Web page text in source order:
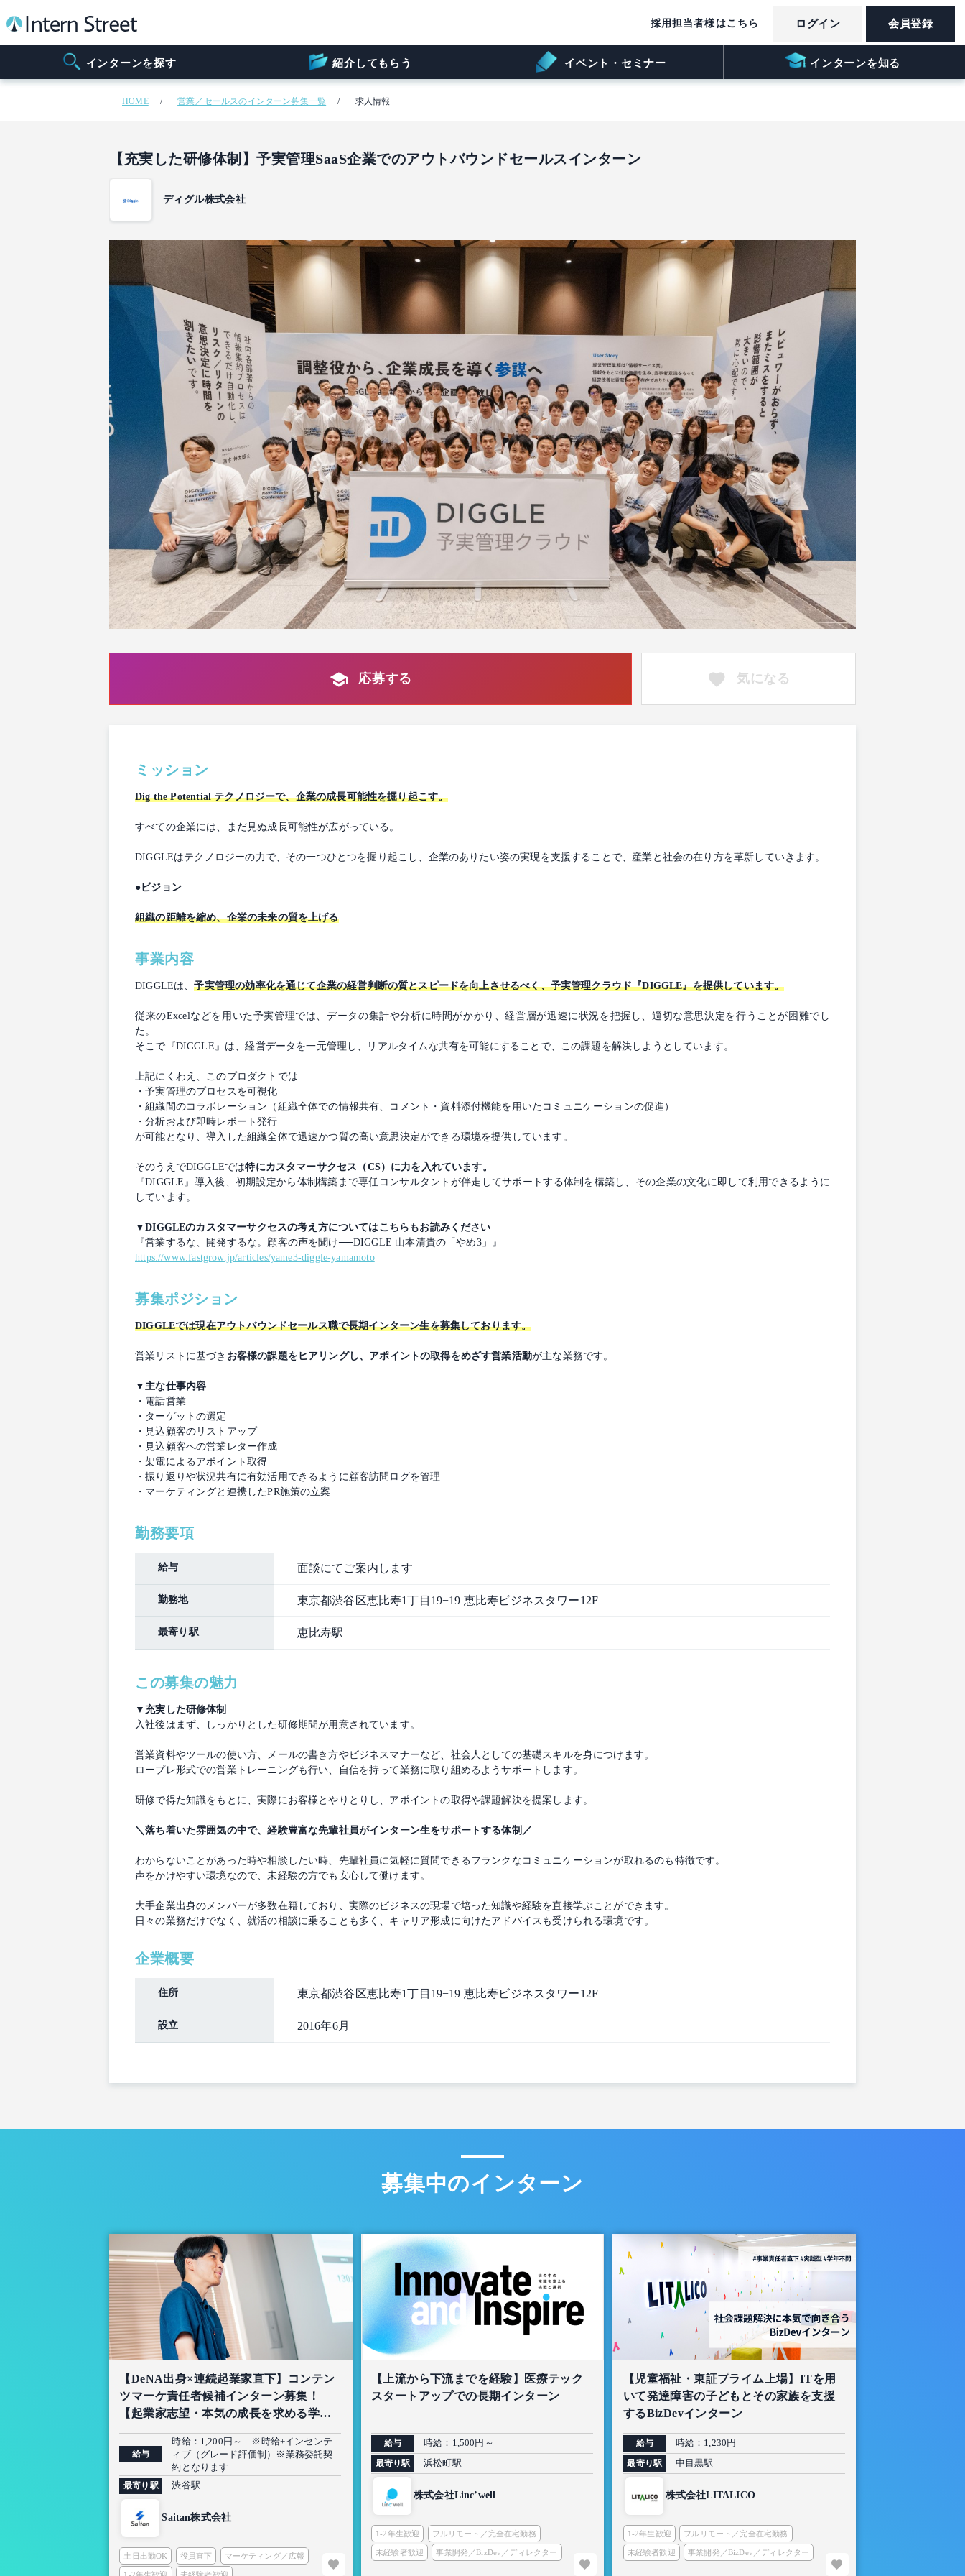
インターンを探す 紹介してもらう イベント・セミナー インターンを知る
採用担当者様はこちら ログイン 会員登録
HOME 営業／セールスのインターン募集一覧 求人情報
【充実した研修体制】予実管理SaaS企業でのアウトバウンドセールスインターン
ディグル株式会社
応募する 気になる
ミッション
Dig the Potential テクノロジーで、企業の成長可能性を掘り起こす。
すべての企業には、まだ見ぬ成長可能性が広がっている。
DIGGLEはテクノロジーの力で、その一つひとつを掘り起こし、企業のありたい姿の実現を支援することで、産業と社会の在り方を革新していきます。
●ビジョン
組織の距離を縮め、企業の未来の質を上げる
事業内容
DIGGLEは、予実管理の効率化を通じて企業の経営判断の質とスピードを向上させるべく、予実管理クラウド『DIGGLE』を提供しています。
従来のExcelなどを用いた予実管理では、データの集計や分析に時間がかかり、経営層が迅速に状況を把握し、適切な意思決定を行うことが困難でし
た。
そこで『DIGGLE』は、経営データを一元管理し、リアルタイムな共有を可能にすることで、この課題を解決しようとしています。
上記にくわえ、このプロダクトでは
・予実管理のプロセスを可視化
・組織間のコラボレーション（組織全体での情報共有、コメント・資料添付機能を用いたコミュニケーションの促進）
・分析および即時レポート発行
が可能となり、導入した組織全体で迅速かつ質の高い意思決定ができる環境を提供しています。
そのうえでDIGGLEでは特にカスタマーサクセス（CS）に力を入れています。
『DIGGLE』導入後、初期設定から体制構築まで専任コンサルタントが伴走してサポートする体制を構築し、その企業の文化に即して利用できるように
しています。
▼DIGGLEのカスタマーサクセスの考え方についてはこちらもお読みください
『営業するな、開発するな。顧客の声を聞け──DIGGLE 山本清貴の「やめ3」』
https://www.fastgrow.jp/articles/yame3-diggle-yamamoto
募集ポジション
DIGGLEでは現在アウトバウンドセールス職で長期インターン生を募集しております。
営業リストに基づき お客様の課題をヒアリングし、アポイントの取得をめざす営業活動が主な業務です。
▼主な仕事内容
・電話営業
・ターゲットの選定
・見込顧客のリストアップ
・見込顧客への営業レター作成
・架電によるアポイント取得
・振り返りや状況共有に有効活用できるように顧客訪問ログを管理
・マーケティングと連携したPR施策の立案
勤務要項
給与 面談にてご案内します
勤務地 東京都渋谷区恵比寿1丁目19−19 恵比寿ビジネスタワー12F
最寄り駅 恵比寿駅
この募集の魅力
▼充実した研修体制
入社後はまず、しっかりとした研修期間が用意されています。
営業資料やツールの使い方、メールの書き方やビジネスマナーなど、社会人としての基礎スキルを身につけます。
ロープレ形式での営業トレーニングも行い、自信を持って業務に取り組めるようサポートします。
研修で得た知識をもとに、実際にお客様とやりとりし、アポイントの取得や課題解決を提案します。
＼落ち着いた雰囲気の中で、経験豊富な先輩社員がインターン生をサポートする体制／
わからないことがあった時や相談したい時、先輩社員に気軽に質問できるフランクなコミュニケーションが取れるのも特徴です。
声をかけやすい環境なので、未経験の方でも安心して働けます。
大手企業出身のメンバーが多数在籍しており、実際のビジネスの現場で培った知識や経験を直接学ぶことができます。
日々の業務だけでなく、就活の相談に乗ることも多く、キャリア形成に向けたアドバイスも受けられる環境です。
企業概要
住所 東京都渋谷区恵比寿1丁目19−19 恵比寿ビジネスタワー12F
設立 2016年6月
募集中のインターン
【DeNA出身×連続起業家直下】コンテン
ツマーケ責任者候補インターン募集！
【起業家志望・本気の成長を求める学生
限定】
給与
時給：1,200円～ ※時給+インセンテ
ィブ（グレード評価制）※業務委託契
約となります
最寄り駅 渋谷駅
Saitan株式会社
土日出勤OK 役員直下 マーケティング／広報
【上流から下流までを経験】医療テック
スタートアップでの長期インターン
給与 時給：1,500円～
最寄り駅 浜松町駅
株式会社Linc’well
1-2年生歓迎 フルリモート／完全在宅勤務
未経験者歓迎 事業開発／BizDev／ディレクター
【児童福祉・東証プライム上場】ITを用
いて発達障害の子どもとその家族を支援
するBizDevインターン
給与 時給：1,230円
最寄り駅 中目黒駅
株式会社LITALICO
1-2年生歓迎 フルリモート／完全在宅勤務
未経験者歓迎 事業開発／BizDev／ディレクター